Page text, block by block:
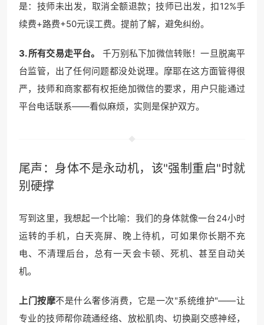
是：技师未出发，取消全额退款；技师已出发，扣12%手
续费+路费+50元误工费。提前了解，避免纠纷。
3. 所有交易走平台。
千万别私下加微信转账！一旦脱离平
台监管，出了任何问题都没处说理。摩耶在这方面管得很
严，技师和商家都有权拒绝加微信的要求，用户只能通过
平台电话联系——看似麻烦，实则是保护双方。
尾声：身体不是永动机，该"强制重启"时就
别硬撑
写到这里，我想起一个比喻：我们的身体就像一台24小时
运转的手机，白天亮屏、晚上待机，可如果你长期不充
电、不清理后台，总有一天会卡顿、死机、甚至自动关
机。
上门按摩不是什么奢侈消费，它是一次"系统维护"——让
专业的技师帮你疏通经络、放松肌肉、切换副交感神经，